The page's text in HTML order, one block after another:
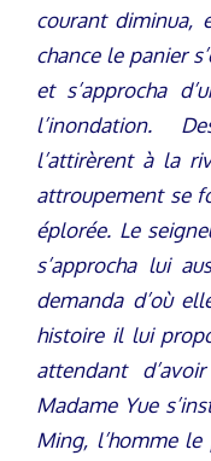
courant diminua,
chance le panier
et s’approcha
l’inondation.
l’attirèrent à la
attroupement se
éplorée. Le
s’approcha lui
demanda d’où
histoire il lui
attendant
Madame Yue
Ming, l’homme